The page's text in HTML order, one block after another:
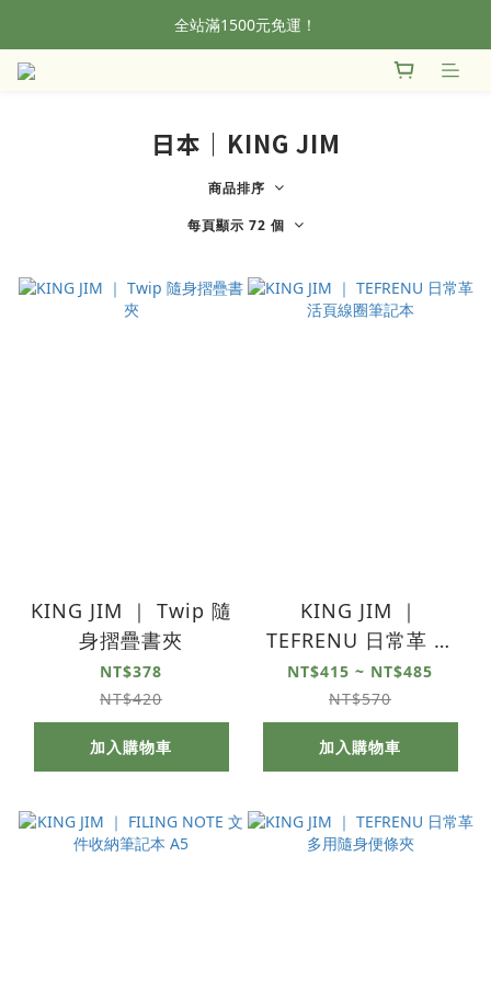
全站滿1500元免運！
全站滿1500元免運！
加入會員，首單輸入折扣碼NEWFROG，滿800現折50
日本｜KING JIM
商品排序
每頁顯示 72 個
KING JIM ｜ Twip 隨
身摺疊書夾
NT$378
NT$420
加入購物車
KING JIM ｜
TEFRENU 日常革 活
頁線圈筆記本
NT$415 ~ NT$485
NT$570
加入購物車